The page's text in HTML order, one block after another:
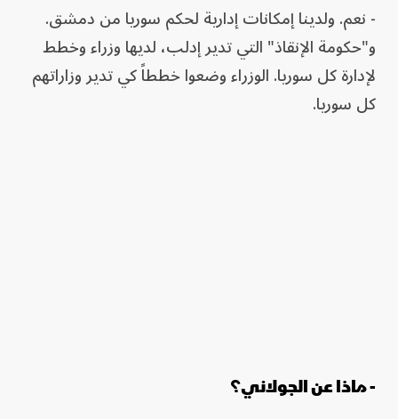
- نعم. ولدينا إمكانات إدارية لحكم سوريا من دمشق.
و"حكومة الإنقاذ" التي تدير إدلب، لديها وزراء وخطط
لإدارة كل سوريا. الوزراء وضعوا خططاً كي تدير وزاراتهم
كل سوريا.
- ماذا عن الجولاني؟